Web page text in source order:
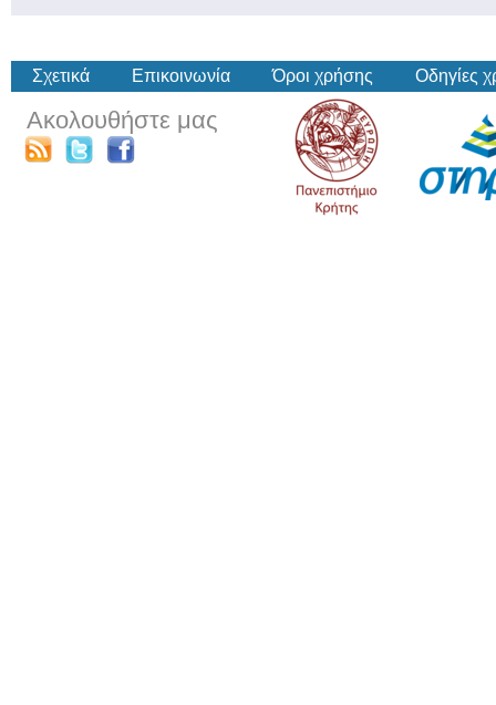
Σχετικά Επικοινωνία Όροι χρήσης Οδηγίες
Ακολουθήστε μας